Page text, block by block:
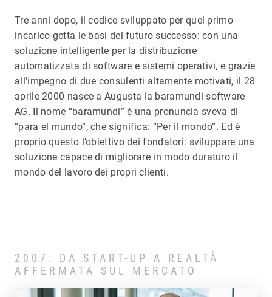
Tre anni dopo, il codice sviluppato per quel primo
incarico getta le basi del futuro successo: con una
soluzione intelligente per la distribuzione
automatizzata di software e sistemi operativi, e grazie
all’impegno di due consulenti altamente motivati, il 28
aprile 2000 nasce a Augusta la baramundi software
AG. Il nome “baramundi” è una pronuncia sveva di
“para el mundo”, che significa: “Per il mondo”. Ed è
proprio questo l’obiettivo dei fondatori: sviluppare una
soluzione capace di migliorare in modo duraturo il
mondo del lavoro dei propri clienti.
2007: DA START-UP A REALTÀ
AFFERMATA SUL MERCATO